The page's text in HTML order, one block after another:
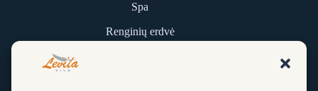
Spa
Renginių erdvė